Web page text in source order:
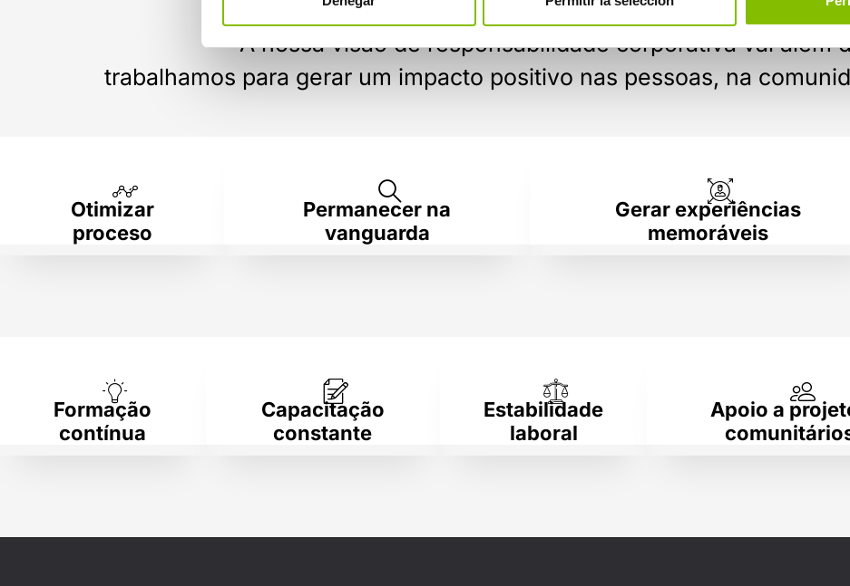
A nossa visão de responsabilidade corporativa vai além
trabalhamos para gerar um impacto positivo nas pessoas, na
Otimizar
proceso
Permanecer na
vanguarda
Gerar experiências
memoráveis
Formação
contínua
Capacitação
constante
Estabilidade
laboral
Apoio a